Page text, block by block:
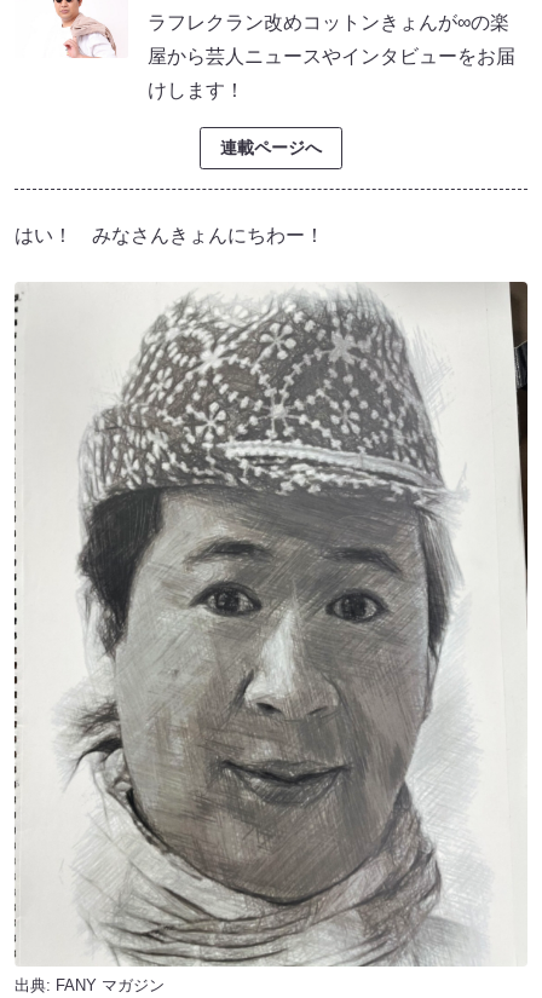
ラフレクラン改めコットンきょんが∞の楽
屋から芸人ニュースやインタビューをお届
けします！
連載ページへ
はい！ みなさんきょんにちわー！
出典: FANY マガジン